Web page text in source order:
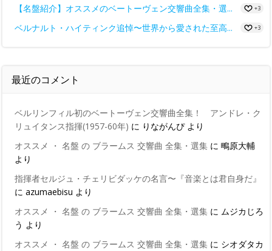
【名盤紹介】オススメのベートーヴェン交響曲全集・選... +3
ベルナルト・ハイティンク追悼〜世界から愛された至高... +3
最近のコメント
ベルリンフィル初のベートーヴェン交響曲全集！ アンドレ・ク
リュイタンス指揮(1957-60年) に りながんぴより
オススメ ・ 名盤 の ブラームス 交響曲 全集・選集 に 鴫原大輔
より
指揮者セルジュ・チェリビダッケの名言〜『音楽とは君自身だ』
に azumaebisu より
オススメ ・ 名盤 の ブラームス 交響曲 全集・選集 に ムジカじろ
う より
オススメ ・ 名盤 の ブラームス 交響曲 全集・選集 に シオダタカ